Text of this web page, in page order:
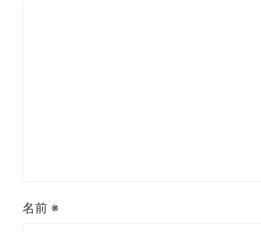
名前 ※